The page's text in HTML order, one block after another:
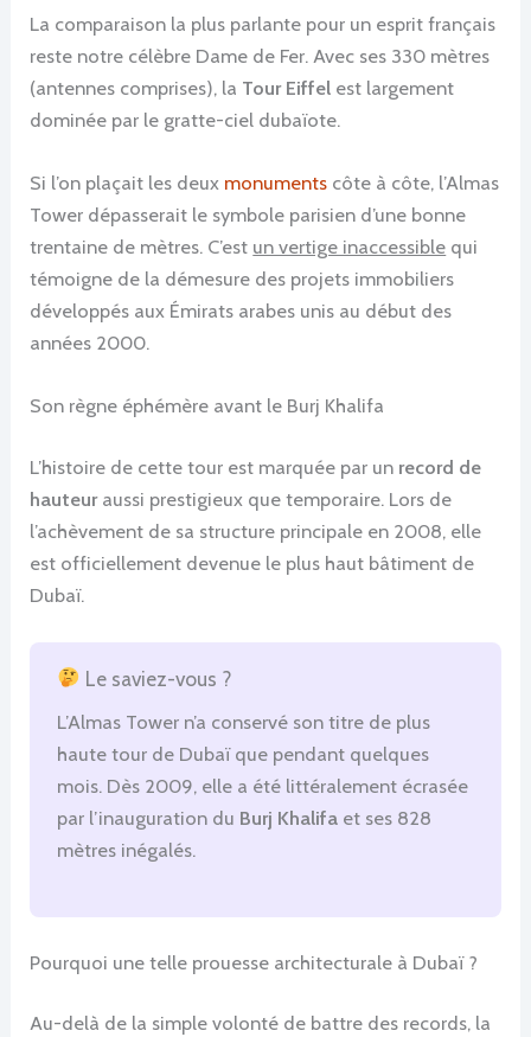
La comparaison la plus parlante pour un esprit français
reste notre célèbre Dame de Fer. Avec ses 330 mètres
(antennes comprises), la Tour Eiffel est largement
dominée par le gratte-ciel dubaïote.
Si l’on plaçait les deux monuments côte à côte, l’Almas
Tower dépasserait le symbole parisien d’une bonne
trentaine de mètres. C’est un vertige inaccessible qui
témoigne de la démesure des projets immobiliers
développés aux Émirats arabes unis au début des
années 2000.
Son règne éphémère avant le Burj Khalifa
L’histoire de cette tour est marquée par un record de
hauteuraussi prestigieux que temporaire. Lors de
l’achèvement de sa structure principale en 2008, elle
est officiellement devenue le plus haut bâtiment de
Dubaï.
Le saviez-vous ?
L’Almas Tower n’a conservé son titre de plus
haute tour de Dubaï que pendant quelques
mois. Dès 2009, elle a été littéralement écrasée
par l’inauguration du Burj Khalifa et ses 828
mètres inégalés.
Pourquoi une telle prouesse architecturale à Dubaï ?
Au-delà de la simple volonté de battre des records, la